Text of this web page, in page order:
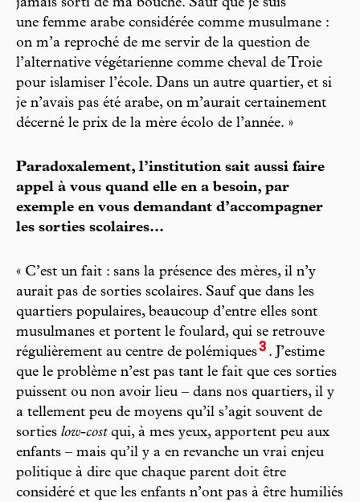
jamais sorti de ma bouche. Sauf que je suis
une femme arabe considérée comme musulmane :
on m’a reproché de me servir de la question de
l’alternative végétarienne comme cheval de Troie
pour islamiser l’école. Dans un autre quartier, et si
je n’avais pas été arabe, on m’aurait certainement
décerné le prix de la mère écolo de l’année. »
Paradoxalement, l’institution sait aussi faire
appel à vous quand elle en a besoin, par
exemple en vous demandant d’accompagner
les sorties scolaires...
« C’est un fait : sans la présence des mères, il n’y
aurait pas de sorties scolaires. Sauf que dans les
quartiers populaires, beaucoup d’entre elles sont
musulmanes et portent le foulard, qui se retrouve
régulièrement au centre de polémiques3 . J’estime
que le problème n’est pas tant le fait que ces sorties
puissent ou non avoir lieu – dans nos quartiers, il y
a tellement peu de moyens qu’il s’agit souvent de
sorties low-costqui, à mes yeux, apportent peu aux
enfants – mais qu’il y a en revanche un vrai enjeu
politique à dire que chaque parent doit être
considéré et que les enfants n’ont pas à être humiliés